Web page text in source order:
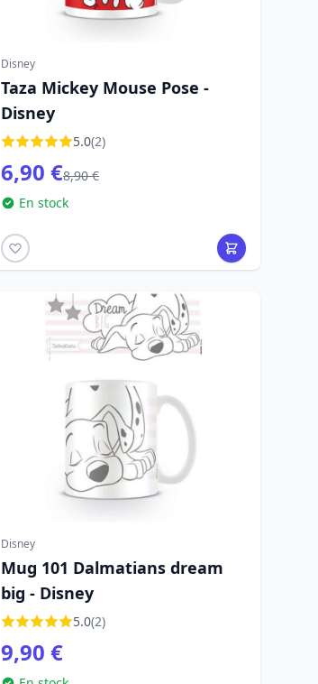
Disney
Taza Mickey Mouse Pose -
Disney
5.0(2)
6,90 €8,90 €
En stock
Disney
Mug 101 Dalmatians dream
big - Disney
5.0(2)
9,90 €